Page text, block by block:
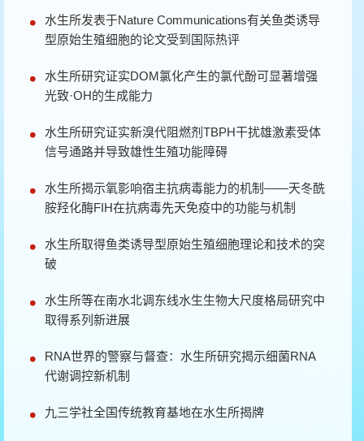
水生所发表于Nature Communications有关鱼类诱导
型原始生殖细胞的论文受到国际热评
水生所研究证实DOM氯化产生的氯代酚可显著增强
光致·OH的生成能力
水生所研究证实新溴代阻燃剂TBPH干扰雄激素受体
信号通路并导致雄性生殖功能障碍
水生所揭示氧影响宿主抗病毒能力的机制——天冬酰
胺羟化酶FIH在抗病毒先天免疫中的功能与机制
水生所取得鱼类诱导型原始生殖细胞理论和技术的突
破
水生所等在南水北调东线水生生物大尺度格局研究中
取得系列新进展
RNA世界的警察与督查：水生所研究揭示细菌RNA
代谢调控新机制
九三学社全国传统教育基地在水生所揭牌